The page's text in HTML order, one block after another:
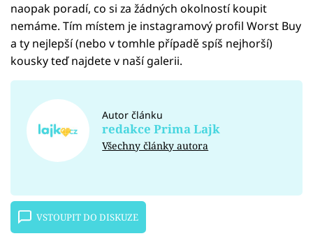
naopak poradí, co si za žádných okolností koupit
nemáme. Tím místem je instagramový profil Worst Buy
a ty nejlepší (nebo v tomhle případě spíš nejhorší)
kousky teď najdete v naší galerii.
Autor článku
redakce Prima Lajk
Všechny články autora
VSTOUPIT DO DISKUZE